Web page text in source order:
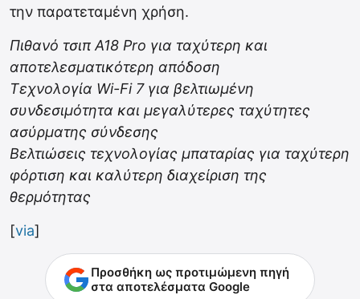
την παρατεταμένη χρήση.
Πιθανό τσιπ A18 Pro για ταχύτερη και
αποτελεσματικότερη απόδοση
Τεχνολογία Wi-Fi 7 για βελτιωμένη
συνδεσιμότητα και μεγαλύτερες ταχύτητες
ασύρματης σύνδεσης
Βελτιώσεις τεχνολογίας μπαταρίας για ταχύτερη
φόρτιση και καλύτερη διαχείριση της
θερμότητας
[via]
Προσθήκη ως προτιμώμενη πηγή
στα αποτελέσματα Google